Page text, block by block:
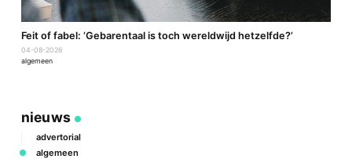
Feit of fabel: ‘Gebarentaal is toch wereldwijd hetzelfde?’
04-08-2026
algemeen
nieuws
advertorial
algemeen